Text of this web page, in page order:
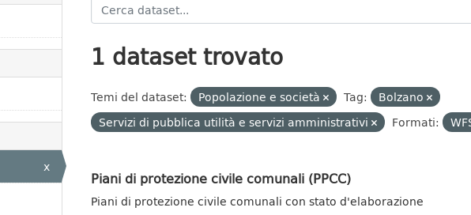
x
1 dataset trovato
Temi del dataset: Popolazione e società Tag:
Bolzano
Servizi di pubblica utilità e servizi amministrativi
Formati:
Piani di protezione civile comunali (PPCC)
Piani di protezione civile comunali con stato d'elaborazione